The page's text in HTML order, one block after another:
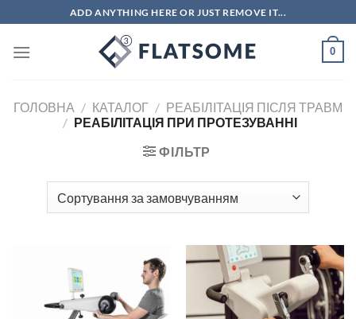
to
content
ADD ANYTHING HERE OR JUST REMOVE IT...
0
ГОЛОВНА / КАТАЛОГ / РЕАБІЛІТАЦІЯ ПІСЛЯ ТРАВМ
/ РЕАБІЛІТАЦІЯ ПРИ ПРОТЕЗУВАННІ
ФІЛЬТР